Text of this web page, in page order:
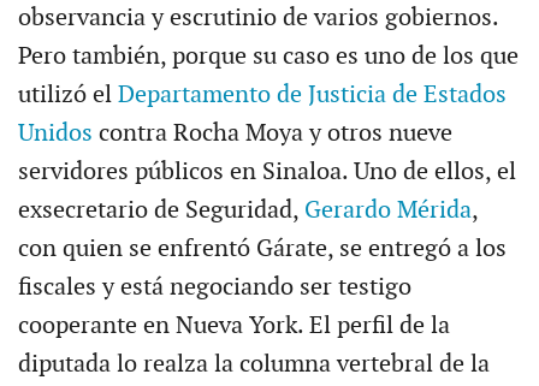
observancia y escrutinio de varios gobiernos.
Pero también, porque su caso es uno de los que
utilizó el Departamento de Justicia de Estados
Unidos contra Rocha Moya y otros nueve
servidores públicos en Sinaloa. Uno de ellos, el
exsecretario de Seguridad, Gerardo Mérida,
con quien se enfrentó Gárate, se entregó a los
fiscales y está negociando ser testigo
cooperante en Nueva York. El perfil de la
diputada lo realza la columna vertebral de la